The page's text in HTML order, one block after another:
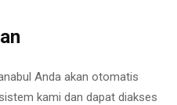
Anda akan otomatis
kami dan dapat diakses